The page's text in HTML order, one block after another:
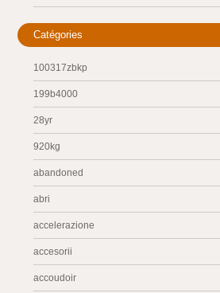
Catégories
100317zbkp
199b4000
28yr
920kg
abandoned
abri
accelerazione
accesorii
accoudoir